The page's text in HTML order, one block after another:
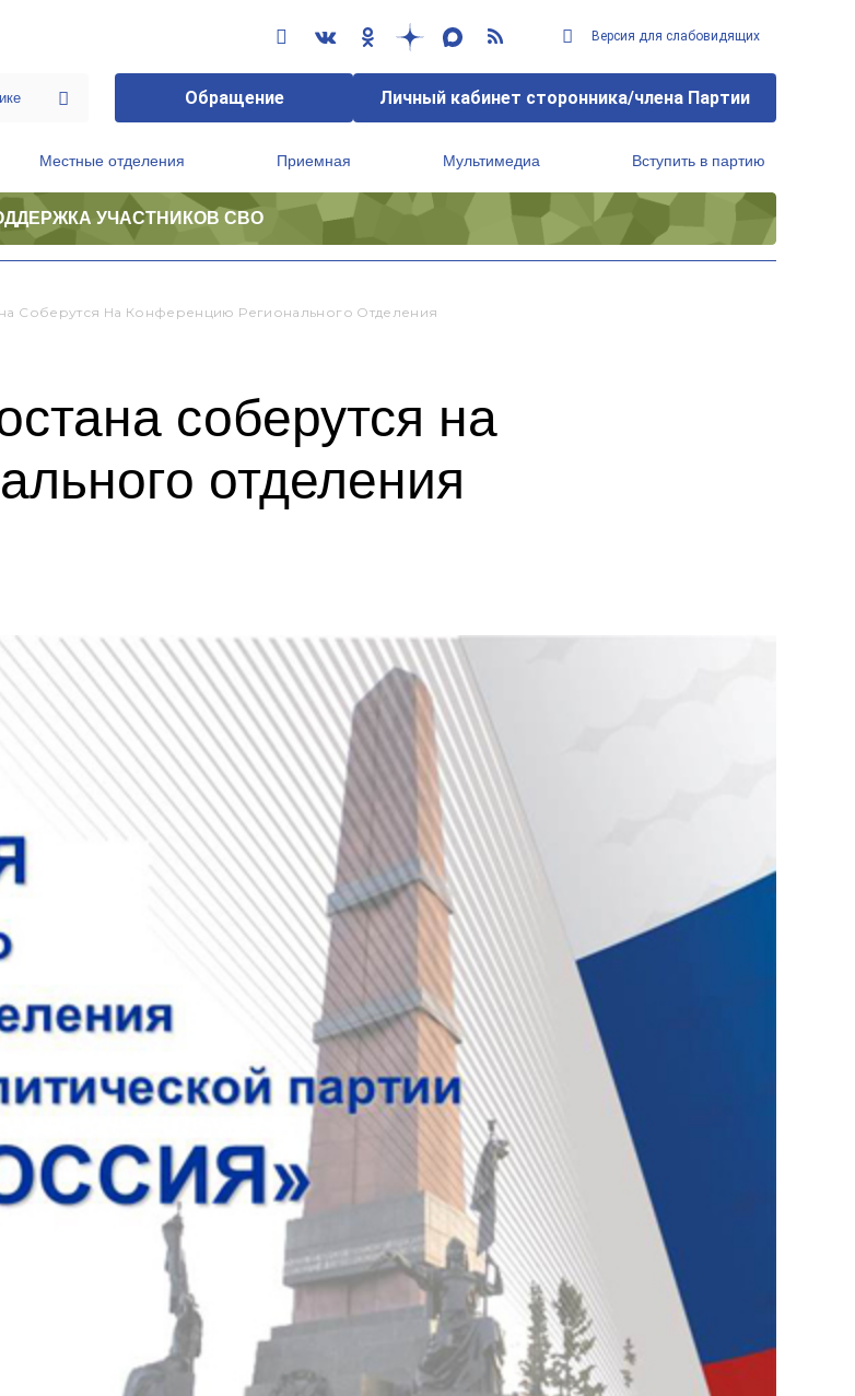
Версия для слабовидящих
Обращение Личный кабинет сторонника/члена Партии
Местные отделения Приемная Мультимедиа Вступить в партию
УЧАСТНИКОВ СВО
Соберутся На Конференцию Регионального Отделения
соберутся на
отделения